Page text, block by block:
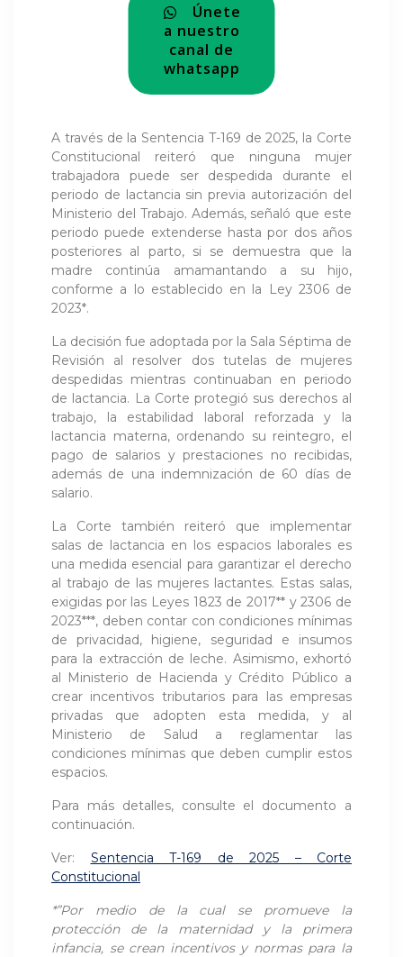
Únete
a nuestro
canal de
whatsapp
A través de la Sentencia T-169 de 2025, la Corte
Constitucional reiteró que ninguna mujer
trabajadora puede ser despedida durante el
periodo de lactancia sin previa autorización del
Ministerio del Trabajo. Además, señaló que este
periodo puede extenderse hasta por dos años
posteriores al parto, si se demuestra que la
madre continúa amamantando a su hijo,
conforme a lo establecido en la Ley 2306 de
2023*.
La decisión fue adoptada por la Sala Séptima de
Revisión al resolver dos tutelas de mujeres
despedidas mientras continuaban en periodo
de lactancia. La Corte protegió sus derechos al
trabajo, la estabilidad laboral reforzada y la
lactancia materna, ordenando su reintegro, el
pago de salarios y prestaciones no recibidas,
además de una indemnización de 60 días de
salario.
La Corte también reiteró que implementar
salas de lactancia en los espacios laborales es
una medida esencial para garantizar el derecho
al trabajo de las mujeres lactantes. Estas salas,
exigidas por las Leyes 1823 de 2017** y 2306 de
2023***, deben contar con condiciones mínimas
de privacidad, higiene, seguridad e insumos
para la extracción de leche. Asimismo, exhortó
al Ministerio de Hacienda y Crédito Público a
crear incentivos tributarios para las empresas
privadas que adopten esta medida, y al
Ministerio de Salud a reglamentar las
condiciones mínimas que deben cumplir estos
espacios.
Para más detalles, consulte el documento a
continuación.
Ver: Sentencia T-169 de 2025 – Corte
Constitucional
*”Por medio de la cual se promueve la
protección de la maternidad y la primera
infancia, se crean incentivos y normas para la